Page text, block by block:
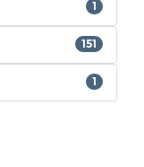
1
151
1